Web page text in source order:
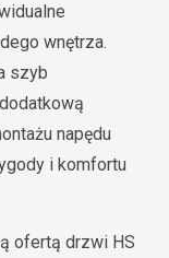
wnętrza.
szyb
napędu
i komfortu
ofertą drzwi HS